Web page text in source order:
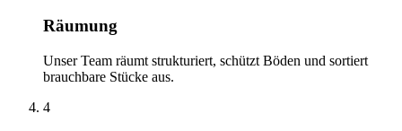
Räumung
Unser Team räumt strukturiert, schützt Böden und sortiert
brauchbare Stücke aus.
4